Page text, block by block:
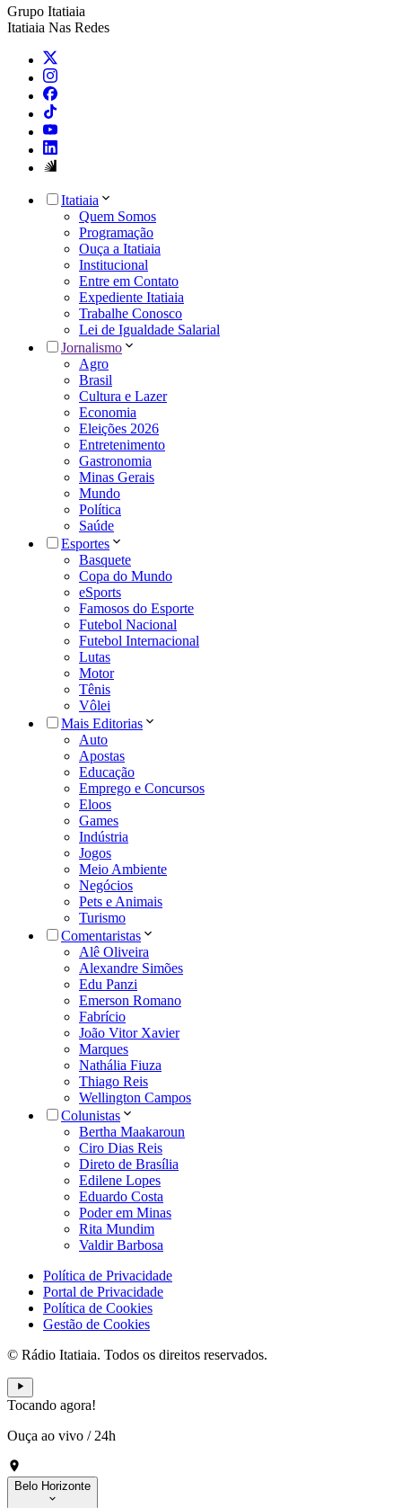
Grupo Itatiaia
Itatiaia Nas Redes
Itatiaia
Quem Somos
Programação
Ouça a Itatiaia
Institucional
Entre em Contato
Expediente Itatiaia
Trabalhe Conosco
Lei de Igualdade Salarial
Jornalismo
Agro
Brasil
Cultura e Lazer
Economia
Eleições 2026
Entretenimento
Gastronomia
Minas Gerais
Mundo
Política
Saúde
Esportes
Basquete
Copa do Mundo
eSports
Famosos do Esporte
Futebol Nacional
Futebol Internacional
Lutas
Motor
Tênis
Vôlei
Mais Editorias
Auto
Apostas
Educação
Emprego e Concursos
Eloos
Games
Indústria
Jogos
Meio Ambiente
Negócios
Pets e Animais
Turismo
Comentaristas
Alê Oliveira
Alexandre Simões
Edu Panzi
Emerson Romano
Fabrício
João Vitor Xavier
Marques
Nathália Fiuza
Thiago Reis
Wellington Campos
Colunistas
Bertha Maakaroun
Ciro Dias Reis
Direto de Brasília
Edilene Lopes
Eduardo Costa
Poder em Minas
Rita Mundim
Valdir Barbosa
Política de Privacidade
Portal de Privacidade
Política de Cookies
Gestão de Cookies
© Rádio Itatiaia. Todos os direitos reservados.
Tocando agora!
Ouça ao vivo / 24h
Belo Horizonte